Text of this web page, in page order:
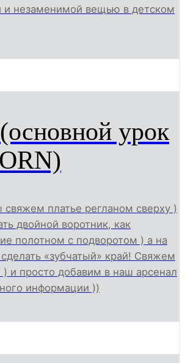
и незаменимой вещью в детском
урок
платье регланом сверху )
двойной воротник, как
полотном с подворотом ) а на
«зубчатый» край! Свяжем
и просто добавим в наш арсенал
информации ))